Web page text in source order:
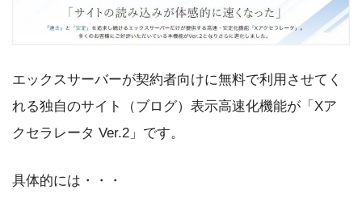
エックスサーバーが契約者向けに無料で利用させてく
れる独自のサイト（ブログ）表示高速化機能が「Xア
クセラレータ Ver.2」です。
具体的には・・・